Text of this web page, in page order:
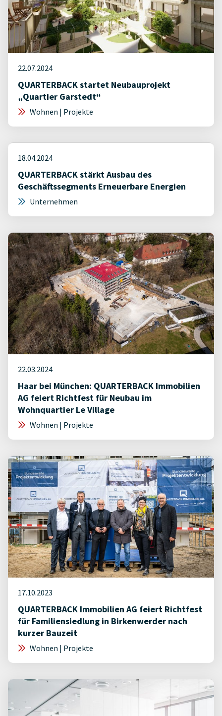
22.07.2024
QUARTERBACK startet Neubauprojekt
„Quartier Garstedt“
Wohnen | Projekte
18.04.2024
QUARTERBACK stärkt Ausbau des
Geschäftssegments Erneuerbare Energien
Unternehmen
22.03.2024
Haar bei München: QUARTERBACK Immobilien
AG feiert Richtfest für Neubau im
Wohnquartier Le Village
Wohnen | Projekte
17.10.2023
QUARTERBACK Immobilien AG feiert Richtfest
für Familiensiedlung in Birkenwerder nach
kurzer Bauzeit
Wohnen | Projekte